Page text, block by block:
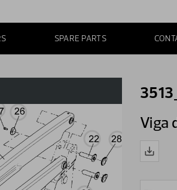
SPARE PARTS
Viga